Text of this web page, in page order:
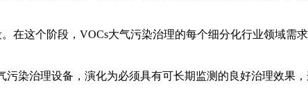
在这个阶段，VOCs大气污染治理的每个细分化行业领域
染治理设备，演化为必须具有可长期监测的良好治理效果